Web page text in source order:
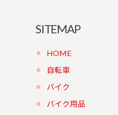
SITEMAP
HOME
自転車
バイク
バイク用品